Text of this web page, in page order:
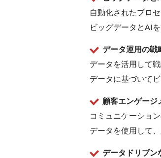
自動化されたプロ
ビッグデータとAI
データ運用の戦
データを活用して
データに基づいて
顧客エンゲージ
コミュニケーショ
データを使用して
データドリブン